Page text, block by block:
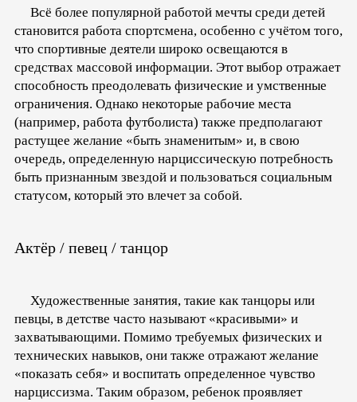
Всё более популярной работой мечты среди детей
становится работа спортсмена, особенно с учётом того,
что спортивные деятели широко освещаются в
средствах массовой информации. Этот выбор отражает
способность преодолевать физические и умственные
ограничения. Однако некоторые рабочие места
(например, работа футболиста) также предполагают
растущее желание «быть знаменитым» и, в свою
очередь, определенную нарциссическую потребность
быть признанным звездой и пользоваться социальным
статусом, который это влечет за собой.
Актёр / певец / танцор
Художественные занятия, такие как танцоры или
певцы, в детстве часто называют «красивыми» и
захватывающими. Помимо требуемых физических и
технических навыков, они также отражают желание
«показать себя» и воспитать определенное чувство
нарциссизма. Таким образом, ребенок проявляет